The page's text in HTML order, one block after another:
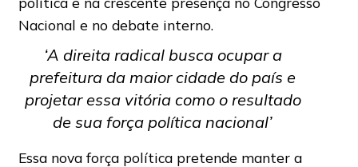
Nacional e no debate interno.
‘A direita radical busca ocupar a
prefeitura da maior cidade do país e
projetar essa vitória como o resultado
de sua força política nacional’
Essa nova força política pretende manter a